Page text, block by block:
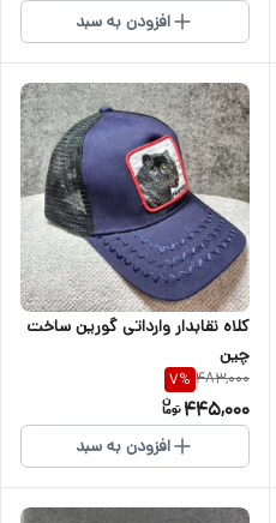
افزودن به سبد
کلاه نقابدار وارداتی گورین ساخت
چین
483,000
7%
445,000
افزودن به سبد